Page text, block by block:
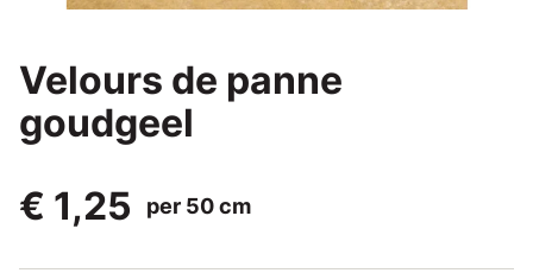
Velours de panne
goudgeel
€ 1,25
per 50 cm